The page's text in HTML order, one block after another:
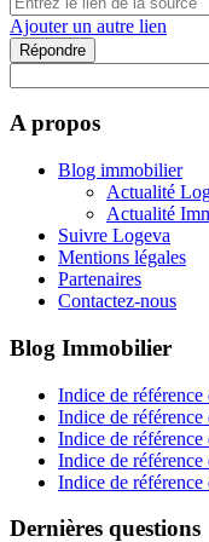
Ajouter un autre lien
Répondre
A propos
Blog immobilier
Actualité
Actualité
Suivre Logeva
Mentions légales
Partenaires
Contactez-nous
Blog Immobilier
Indice de
Indice de
Indice de
Indice de
Indice de
Dernières questions